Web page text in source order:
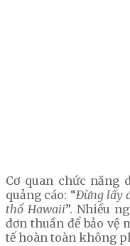
Cơ quan chức năng
quảng cáo: “Đừng lấy
thổ Hawaii”. Nhiều
đơn thuần để bảo vệ
tế hoàn toàn không